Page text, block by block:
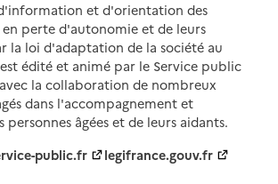
et d'orientation des
en perte d'autonomie et de leurs
la loi d'adaptation de la société au
édité et animé par le Service public
la collaboration de nombreux
dans l'accompagnement et
âgées et de leurs aidants.
public.fr
legifrance.gouv.fr